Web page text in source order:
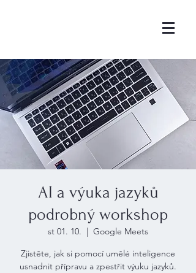
AI a výuka jazyků
podrobný workshop
st 01. 10.
  |
Google Meets
Zjistěte, jak si pomocí umělé inteligence
usnadnit přípravu a zpestřit výuku jazyků.